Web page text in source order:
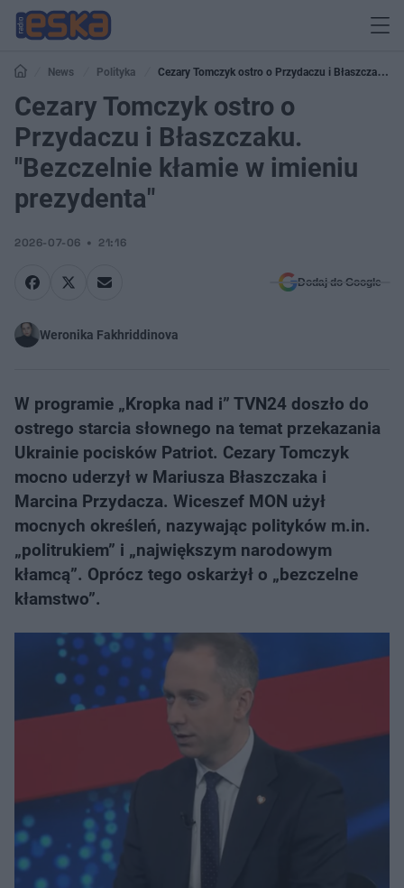
News Polityka
Cezary Tomczyk ostro o Przydaczu i Błaszczaku.
"Bezczelnie kłamie w imieniu prezydenta"
Cezary Tomczyk ostro o
Przydaczu i Błaszczaku.
"Bezczelnie kłamie w imieniu
prezydenta"
2026-07-06 21:16
Dodaj do Google
Weronika Fakhriddinova
W programie „Kropka nad i” TVN24 doszło do
ostrego starcia słownego na temat przekazania
Ukrainie pocisków Patriot. Cezary Tomczyk
mocno uderzył w Mariusza Błaszczaka i
Marcina Przydacza. Wiceszef MON użył
mocnych określeń, nazywając polityków m.in.
„politrukiem” i „największym narodowym
kłamcą”. Oprócz tego oskarżył o „bezczelne
kłamstwo”.